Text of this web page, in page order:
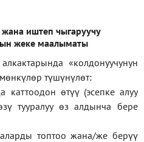
жана иштеп чыгаруучу
жеке маалыматы
«колдонуучунун
түшүнүлөт:
каттоодон өтүү (эсепке алуу
тууралуу өз алдынча бере
аларды топтоо жана/же берүү